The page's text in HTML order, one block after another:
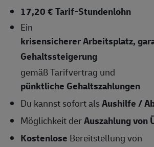
17,20 € Tarif-Stundenlohn
Ein
krisensicherer Arbeitsplatz,
Gehaltssteigerung
gemäß Tarifvertrag und
pünktliche Gehaltszahlungen
Du kannst sofort alsAushilfe /
Möglichkeit derAuszahlung von
Kostenlose Bereitstellung von